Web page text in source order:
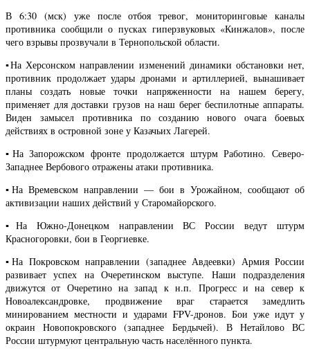
В 6:30 (мск) уже после отбоя тревог, мониторинговые каналы
противника сообщили о пусках гиперзвуковых «Кинжалов», после
чего взрывы прозвучали в Тернопольской области.
▪️На Херсонском направлении изменений динамики обстановки нет,
противник продолжает удары дронами и артиллерией, вынашивает
планы создать новые точки напряженности на нашем берегу,
применяет для доставки грузов на наш берег беспилотные аппараты.
Виден замысел противника по созданию нового очага боевых
действиях в островной зоне у Казачьих Лагерей.
▪️На Запорожском фронте продолжается штурм Работино. Северо-
Западнее Вербового отражены атаки противника.
▪️На Времевском направлении — бои в Урожайном, сообщают об
активизации наших действий у Старомайорского.
▪️На Южно-Донецком направлении ВС России ведут штурм
Красногоровки, бои в Георгиевке.
▪️На Покровском направлении (западнее Авдеевки) Армия России
развивает успех на Очеретинском выступе. Наши подразделения
движутся от Очеретино на запад к н.п. Прогресс и на север к
Новоалександровке, продвижение враг старается замедлить
минированием местности и ударами FPV-дронов. Бои уже идут у
окраин Новопокровского (западнее Бердычей). В Нетайлово ВС
России штурмуют центральную часть населённого пункта.